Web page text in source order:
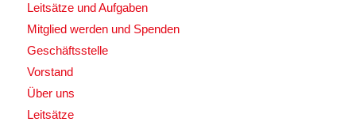
Leitsätze und Aufgaben
Mitglied werden und Spenden
Geschäftsstelle
Vorstand
Über uns
Leitsätze